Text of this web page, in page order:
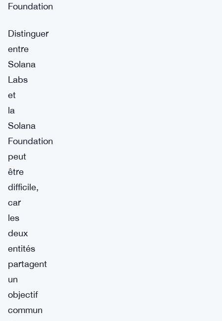
Foundation
Distinguer
entre
Solana
Labs
et
la
Solana
Foundation
peut
être
difficile,
car
les
deux
entités
partagent
un
objectif
commun